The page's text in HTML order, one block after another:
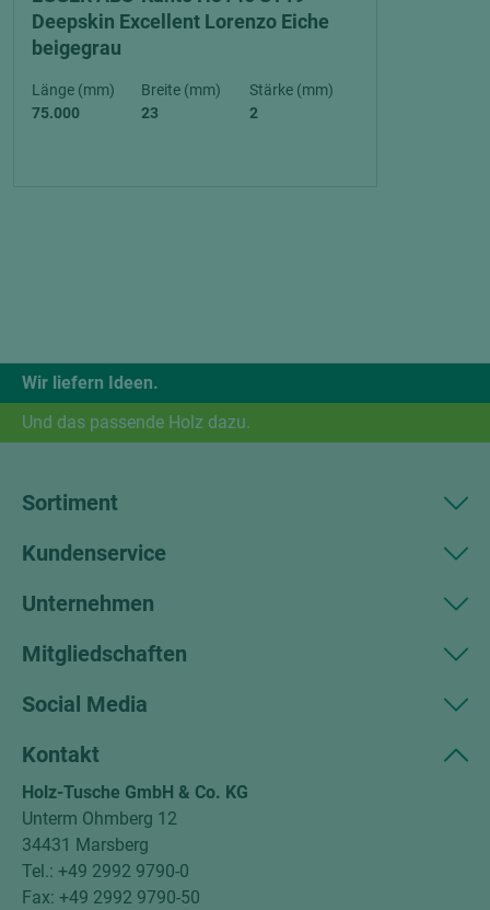
Deepskin Excellent Lorenzo Eiche
beigegrau
Länge (mm)
75.000
Breite (mm)
23
Stärke (mm)
2
Wir liefern Ideen.
Und das passende Holz dazu.
Sortiment
Kundenservice
Unternehmen
Mitgliedschaften
Social Media
Kontakt
Holz-Tusche GmbH & Co. KG
Unterm Ohmberg 12
34431 Marsberg
Tel.: +49 2992 9790-0
Fax: +49 2992 9790-50